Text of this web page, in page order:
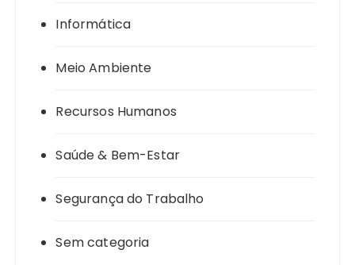
Informática
Meio Ambiente
Recursos Humanos
Saúde & Bem-Estar
Segurança do Trabalho
Sem categoria